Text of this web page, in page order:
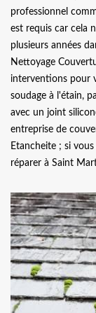
professionnel
est requis car cela
plusieurs années
Nettoyage
interventions pour
soudage à l'étain,
avec un joint
entreprise de
Etancheite ; si
réparer à Saint